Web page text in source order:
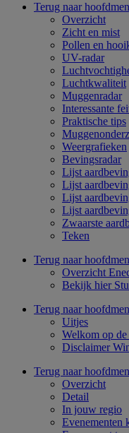
Terug naar
Overzicht
Zicht en mist
Pollen en
UV-radar
Luchtkwaliteit
Muggenradar
Interessante
Praktische tips
Weergrafieken
Bevingsradar
Lijst
Lijst
Lijst
Lijst
Zwaarste
Teken
Terug naar
Overzicht
Bekijk hier
Terug naar
Uitjes
Welkom op
Disclaimer
Terug naar
Overzicht
Detail
In jouw regio
Evenementen